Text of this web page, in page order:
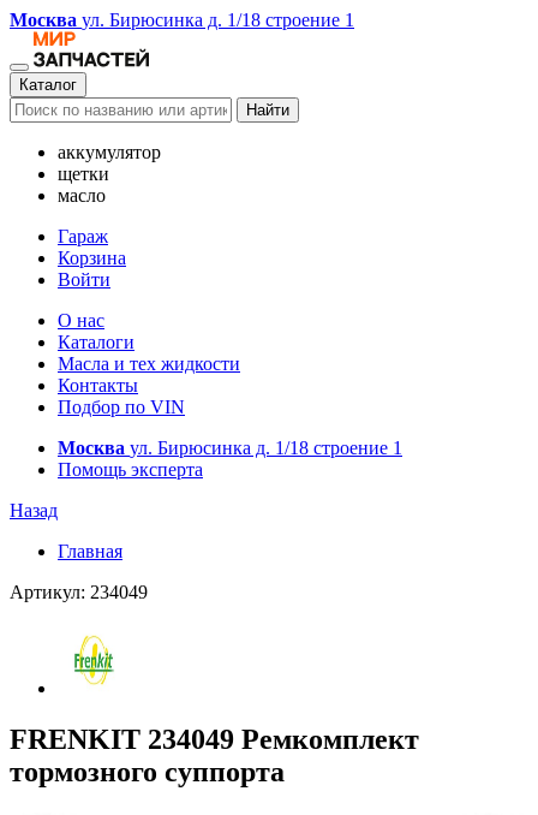
Москва ул. Бирюсинка д. 1/18 строение 1
Каталог
Найти
аккумулятор
щетки
масло
Гараж
Корзина
Войти
О нас
Каталоги
Масла и тех жидкости
Контакты
Подбор по VIN
Москва ул. Бирюсинка д. 1/18 строение 1
Помощь эксперта
Назад
Главная
Артикул: 234049
FRENKIT 234049 Ремкомплект
тормозного суппорта